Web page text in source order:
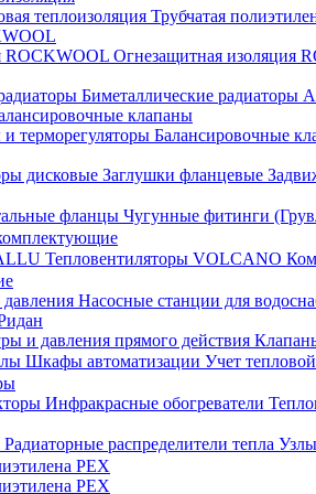
теплоизоляция Трубчатая
ROCKWOOL Огнезащитная изоляция
Биметаллические радиаторы
клапаны
терморегуляторы Балансировочные
дисковые Заглушки фланцевые
фланцы Чугунные фитинги
Тепловентиляторы VOLCANO
Насосные станции для
и давления прямого действия
Шкафы автоматизации Учет
Инфракрасные обогреватели
Радиаторные распределители тепла
PEX
PEX